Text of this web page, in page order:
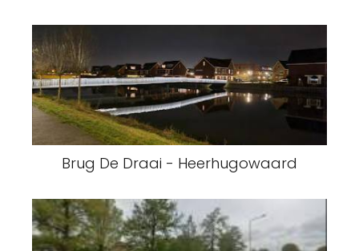
Brug De Draai - Heerhugowaard